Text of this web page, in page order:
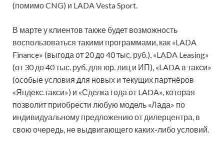
(помимо CNG) и LADA Vesta Sport.
В марте у клиентов также будет возможность
воспользоваться такими программами, как «LADA
Finance» (выгода от 20 до 40 тыс. руб.), «LADA Leasing»
(от 30 до 40 тыс. руб. для юр. лиц и ИП), «LADA в такси»
(особые условия для новых и текущих партнёров
«Яндекс.такси») и «Сделка года от LADA», которая
позволит приобрести любую модель «Лада» по
индивидуальному предложению от дилерцентра, в
свою очередь, не выдвигающего каких-либо условий.